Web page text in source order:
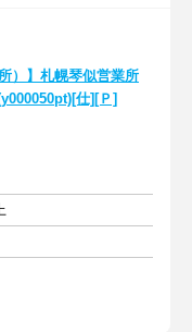
）】札幌琴似営業所
仕][Ｐ]